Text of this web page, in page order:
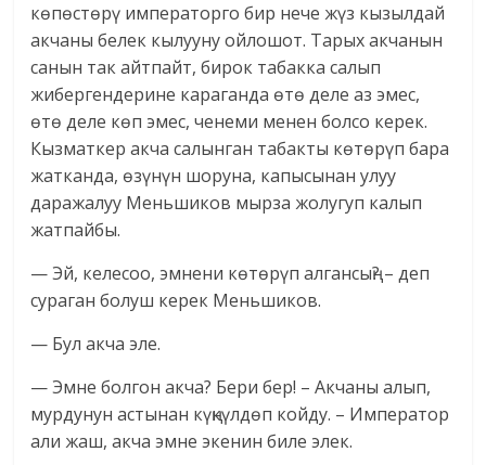
көпөстөрү императорго бир нече жүз кызылдай
акчаны белек кылууну ойлошот. Тарых акчанын
санын так айтпайт, бирок табакка салып
жибергендерине караганда өтө деле аз эмес,
өтө деле көп эмес, ченеми менен болсо керек.
Кызматкер акча салынган табакты көтөрүп бара
жатканда, өзүнүн шоруна, капысынан улуу
даражалуу Меньшиков мырза жолугуп калып
жатпайбы.
— Эй, келесоо, эмнени көтөрүп алгансың? – деп
сураган болуш керек Меньшиков.
— Бул акча эле.
— Эмне болгон акча? Бери бер! – Акчаны алып,
мурдунун астынан күңкүлдөп койду. – Император
али жаш, акча эмне экенин биле элек.